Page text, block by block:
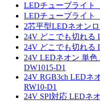
LEDチューブライト
LEDチューブライト
2芯平型LEDネオン
24V どこでも切れる
24V どこでも切れる
24V LEDネオン 単色
DW1015-D1
24V RGB3ch LEDネ
RW10-D1
24V SPI対応 LEDネ